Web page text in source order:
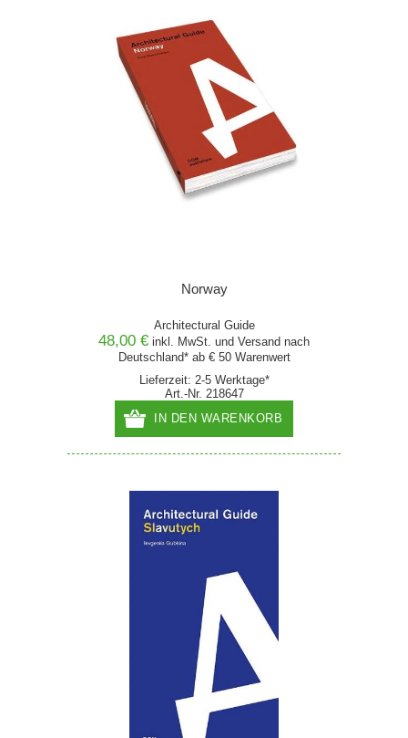
Norway
Architectural Guide
48,00 € inkl. MwSt. und Versand nach
Deutschland* ab € 50 Warenwert
Lieferzeit: 2-5 Werktage*
Art.-Nr. 218647
IN DEN WARENKORB